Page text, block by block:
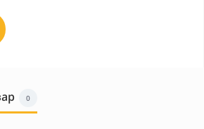
0